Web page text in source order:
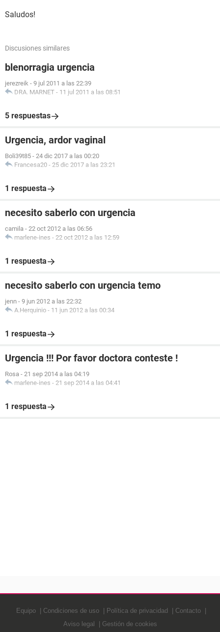
Saludos!
Discusiones similares
blenorragia urgencia
jerezreik - 9 jul 2011 a las 22:39
DRA. MARNET - 11 jul 2011 a las 08:51
5 respuestas
Urgencia, ardor vaginal
Boli39t85 - 24 dic 2017 a las 00:20
Francesa20 - 25 dic 2017 a las 23:21
1 respuesta
necesito saberlo con urgencia
camila - 22 oct 2012 a las 06:56
marlene-ines - 22 oct 2012 a las 12:59
1 respuesta
necesito saberlo con urgencia temo
jenn - 9 jun 2012 a las 22:32
A.Herquinio - 11 jun 2012 a las 00:34
1 respuesta
Urgencia !!! Por favor doctora conteste !
Rosa - 21 sep 2014 a las 04:19
marlene-ines - 21 sep 2014 a las 04:41
1 respuesta
Equipo Condiciones de uso Política de privacidad
Contacto
Aviso legal
Gestión de cookies